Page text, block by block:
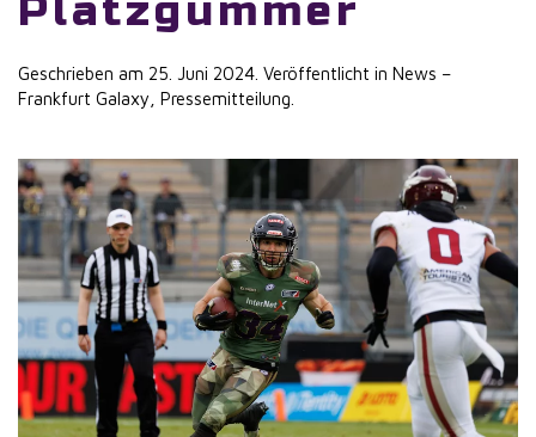
Platzgummer
Geschrieben am 25. Juni 2024 . Veröffentlicht in News –
Frankfurt Galaxy Pressemitteilung